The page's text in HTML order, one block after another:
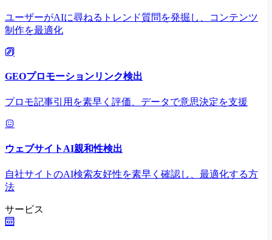
ユーザーがAIに尋ねるトレンド質問を発掘し、コンテンツ
制作を最適化
GEOプロモーションリンク検出
プロモ記事引用を素早く評価、データで意思決定を支援
ウェブサイトAI親和性検出
自社サイトのAI検索友好性を素早く確認し、最適化する方
法
サービス